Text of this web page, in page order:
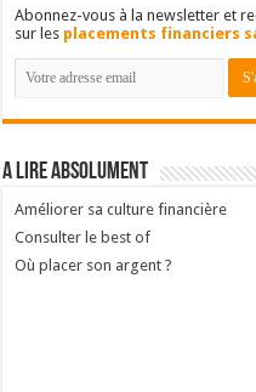
Abonnez-vous à la newsletter et
sur les placements financiers
A lire absolument
Améliorer sa culture financière
Consulter le best of
Où placer son argent ?